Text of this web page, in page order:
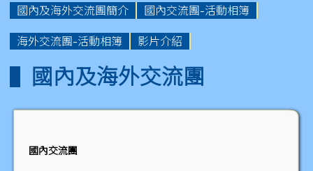
國內及海外交流團簡介 國內交流團-活動相簿
海外交流團-活動相簿 影片介紹
國內及海外交流團
國內交流團